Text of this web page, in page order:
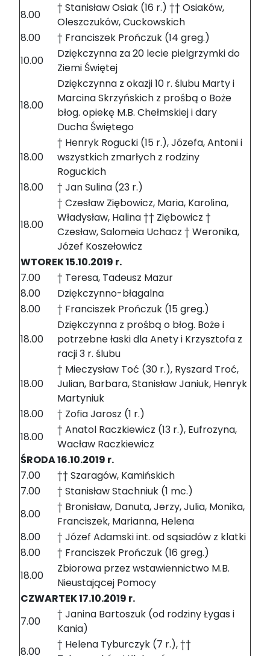
8.00
† Stanisław Osiak (16 r.) †† Osiaków,
Oleszczuków, Cuckowskich
8.00
† Franciszek Prończuk (14 greg.)
10.00
Dziękczynna za 20 lecie pielgrzymki do
Ziemi Świętej
18.00
Dziękczynna z okazji 10 r. ślubu Marty i
Marcina Skrzyńskich z prośbą o Boże
błog. opiekę M.B. Chełmskiej i dary
Ducha Świętego
18.00
† Henryk Rogucki (15 r.), Józefa, Antoni i
wszystkich zmarłych z rodziny
Roguckich
18.00
† Jan Sulina (23 r.)
18.00
† Czesław Ziębowicz, Maria, Karolina,
Władysław, Halina †† Ziębowicz †
Czesław, Salomeia Uchacz † Weronika,
Józef Koszełowicz
WTOREK 15.10.2019 r.
7.00
† Teresa, Tadeusz Mazur
8.00
Dziękczynno-błagalna
8.00
† Franciszek Prończuk (15 greg.)
18.00
Dziękczynna z prośbą o błog. Boże i
potrzebne łaski dla Anety i Krzysztofa z
racji 3 r. ślubu
18.00
† Mieczysław Toć (30 r.), Ryszard Troć,
Julian, Barbara, Stanisław Janiuk, Henryk
Martyniuk
18.00
† Zofia Jarosz (1 r.)
18.00
† Anatol Raczkiewicz (13 r.), Eufrozyna,
Wacław Raczkiewicz
ŚRODA 16.10.2019 r.
7.00
†† Szaragów, Kamińskich
7.00
† Stanisław Stachniuk (1 mc.)
8.00
† Bronisław, Danuta, Jerzy, Julia, Monika,
Franciszek, Marianna, Helena
8.00
† Józef Adamski int. od sąsiadów z klatki
8.00
† Franciszek Prończuk (16 greg.)
18.00
Zbiorowa przez wstawiennictwo M.B.
Nieustającej Pomocy
CZWARTEK 17.10.2019 r.
7.00
† Janina Bartoszuk (od rodziny Łygas i
Kania)
8.00
† Helena Tyburczyk (7 r.), ††